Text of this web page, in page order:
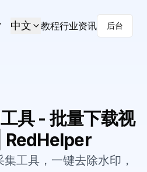
中文 教程行业资讯 后台
具 - 批量下载视
RedHelper
工具，一键去除水印，